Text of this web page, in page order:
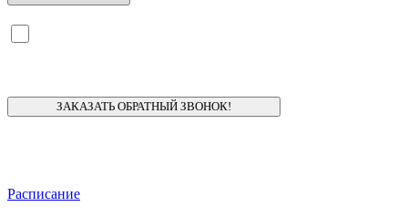
Расписание